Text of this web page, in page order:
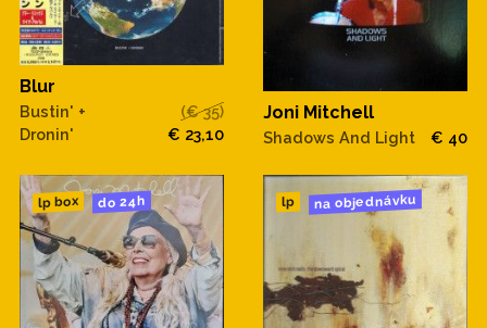
Blur
Bustin' +
Dronin'
(€ 35)
€ 23,10
Joni Mitchell
Shadows And Light € 40
lp box do 24h lp na objednávku